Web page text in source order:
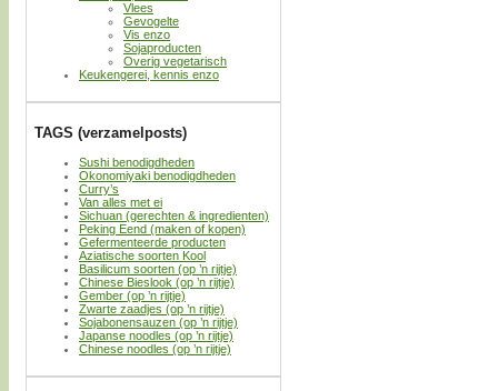
Vlees
Gevogelte
Vis enzo
Sojaproducten
Overig vegetarisch
Keukengerei, kennis enzo
TAGS (verzamelposts)
Sushi benodigdheden
Okonomiyaki benodigdheden
Curry’s
Van alles met ei
Sichuan (gerechten & ingredienten)
Peking Eend (maken of kopen)
Gefermenteerde producten
Aziatische soorten Kool
Basilicum soorten (op ’n rijtje)
Chinese Bieslook (op ’n rijtje)
Gember (op ’n rijtje)
Zwarte zaadjes (op ’n rijtje)
Sojabonensauzen (op ’n rijtje)
Japanse noodles (op ’n rijtje)
Chinese noodles (op ’n rijtje)